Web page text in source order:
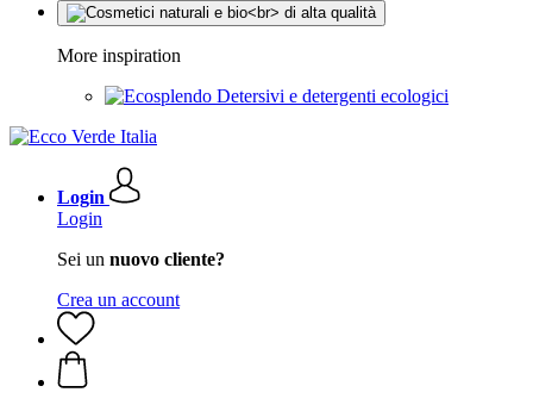
More inspiration
Detersivi e detergenti ecologici
Login
Login
Sei un nuovo cliente?
Crea un account